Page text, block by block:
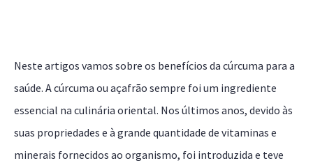
Neste artigos vamos sobre os benefícios da cúrcuma para a
saúde. A cúrcuma ou açafrão sempre foi um ingrediente
essencial na culinária oriental. Nos últimos anos, devido às
suas propriedades e à grande quantidade de vitaminas e
minerais fornecidos ao organismo, foi introduzida e teve